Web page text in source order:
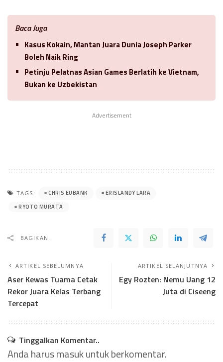
Baca Juga
Kasus Kokain, Mantan Juara Dunia Joseph Parker
Boleh Naik Ring
Petinju Pelatnas Asian Games Berlatih ke Vietnam,
Bukan ke Uzbekistan
Advertisement
TAGS: CHRIS EUBANK
ERISLANDY LARA
RYOTO MURATA
BAGIKAN..
ARTIKEL SEBELUMNYA
Aser Kewas Tuama Cetak
Rekor Juara Kelas Terbang
Tercepat
ARTIKEL SELANJUTNYA
Egy Rozten: Nemu Uang 12
Juta di Ciseeng
Tinggalkan Komentar..
Anda harusmasukuntuk berkomentar.